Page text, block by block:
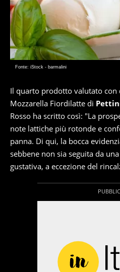
Fonte: iStock - barmalini
Il quarto prodotto valutato con
Mozzarella Fiordilatte di
Rosso ha scritto così: "La
note lattiche più rotonde e
panna. Di qui, la bocca
sebbene non sia seguita da
gustativa, a eccezione del